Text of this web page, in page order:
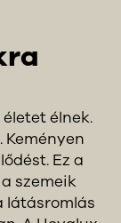
élnek.
Ez a
szemeik
látásromlás